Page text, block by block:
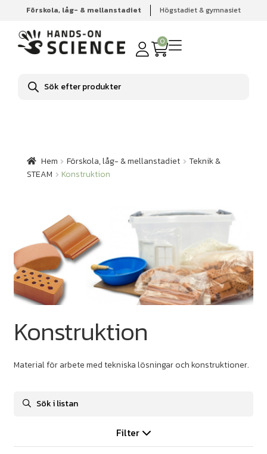
Förskola, låg- & mellanstadiet Högstadiet & gymnasiet
0
Produktsökning
Hem Förskola, låg- & mellanstadiet
Teknik & STEAM
Konstruktion
Hem Förskola, låg- & mellanstadiet
Teknik &
STEAM
Konstruktion
Konstruktion
Material för arbete med tekniska lösningar och konstruktioner.
Filter